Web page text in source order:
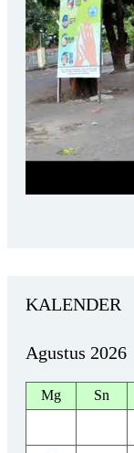
KALENDER
Agustus 2026
Mg Sn